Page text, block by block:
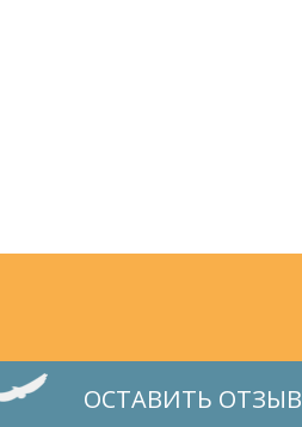
ОСТАВИТЬ ОТЗЫВ